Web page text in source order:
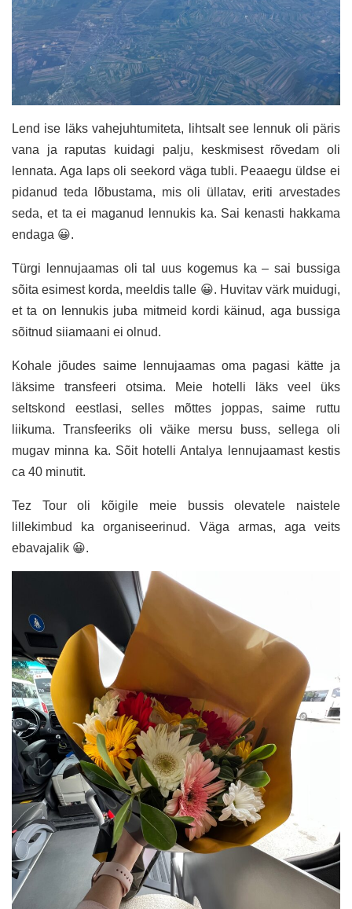
Lend ise läks vahejuhtumiteta, lihtsalt see lennuk oli päris
vana ja raputas kuidagi palju, keskmisest rõvedam oli
lennata. Aga laps oli seekord väga tubli. Peaaegu üldse ei
pidanud teda lõbustama, mis oli üllatav, eriti arvestades
seda, et ta ei maganud lennukis ka. Sai kenasti hakkama
endaga 😀.
Türgi lennujaamas oli tal uus kogemus ka – sai bussiga
sõita esimest korda, meeldis talle 😀. Huvitav värk muidugi,
et ta on lennukis juba mitmeid kordi käinud, aga bussiga
sõitnud siiamaani ei olnud.
Kohale jõudes saime lennujaamas oma pagasi kätte ja
läksime transfeeri otsima. Meie hotelli läks veel üks
seltskond eestlasi, selles mõttes joppas, saime ruttu
liikuma. Transfeeriks oli väike mersu buss, sellega oli
mugav minna ka. Sõit hotelli Antalya lennujaamast kestis
ca 40 minutit.
Tez Tour oli kõigile meie bussis olevatele naistele
lillekimbud ka organiseerinud. Väga armas, aga veits
ebavajalik 😀.